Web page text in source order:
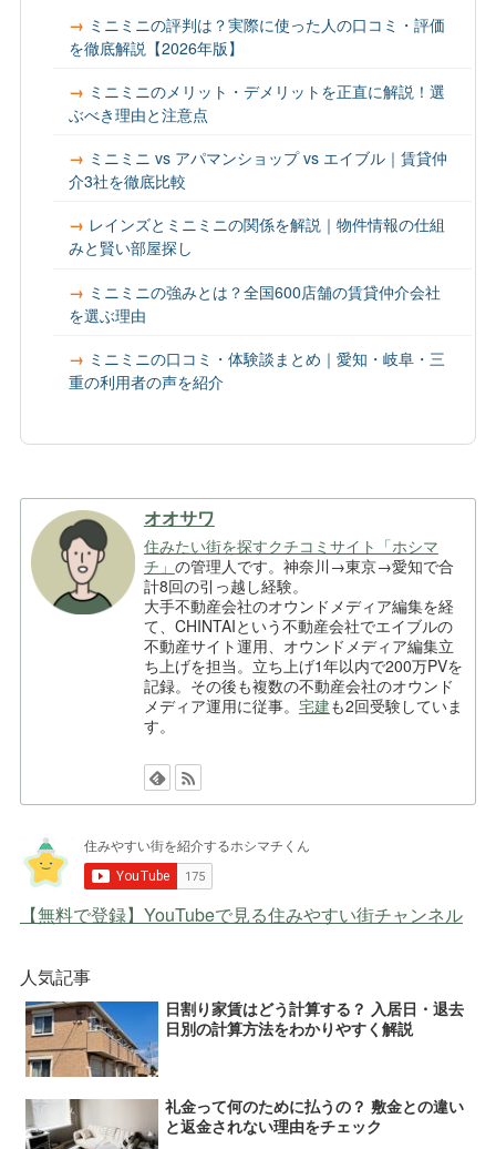
ミニミニの評判は？実際に使った人の口コミ・評価
を徹底解説【2026年版】
ミニミニのメリット・デメリットを正直に解説！選
ぶべき理由と注意点
ミニミニ vs アパマンショップ vs エイブル｜賃貸仲
介3社を徹底比較
レインズとミニミニの関係を解説｜物件情報の仕組
みと賢い部屋探し
ミニミニの強みとは？全国600店舗の賃貸仲介会社
を選ぶ理由
ミニミニの口コミ・体験談まとめ｜愛知・岐阜・三
重の利用者の声を紹介
オオサワ
住みたい街を探すクチコミサイト「ホシマ
チ」 の管理人です。神奈川→東京→愛知で合
計8回の引っ越し経験。
大手不動産会社のオウンドメディア編集を経
て、CHINTAIという不動産会社でエイブルの
不動産サイト運用、オウンドメディア編集立
ち上げを担当。立ち上げ1年以内で200万PVを
記録。その後も複数の不動産会社のオウンド
メディア運用に従事。 宅建も2回受験していま
す。
【無料で登録】YouTubeで見る住みやすい街チャンネル
人気記事
日割り家賃はどう計算する？ 入居日・退去
日別の計算方法をわかりやすく解説
礼金って何のために払うの？ 敷金との違い
と返金されない理由をチェック